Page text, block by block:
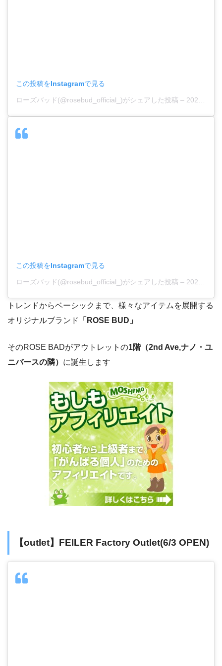
この投稿をInstagramで見る
ローズバッド(@rosebud_official_)がシェアした投稿 – 2020年 5月月13日午前5時38分PDT
この投稿をInstagramで見る
ローズバッド(@rosebud_official_)がシェアした投稿 – 2020年 5月月30日午前5時10分PDT
トレンドからベーシックまで、様々なアイテムを展開する
オリジナルブランド
「ROSE BUD」
そのROSE BADがアウトレットの1階（2nd Ave,ナノ・ユ
ニバースの隣） に誕生します
【outlet】FEILER Factory Outlet(6/3 OPEN)